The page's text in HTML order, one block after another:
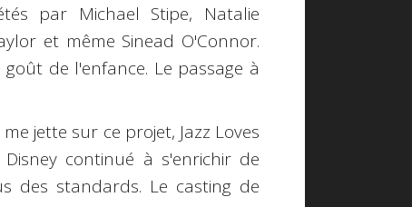
par Michael Stipe, Natalie
et même Sinead O'Connor.
de l'enfance. Le passage à
jette sur ce projet, Jazz Loves
continué à s'enrichir de
des standards. Le casting de